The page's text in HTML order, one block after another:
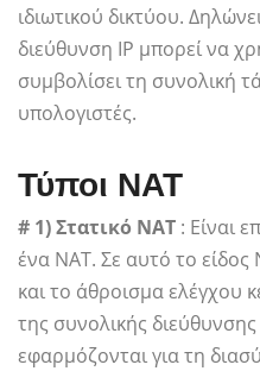
ιδιωτικού δικτύου.
διεύθυνση IP μπορεί να
συμβολίσει τη συνολική
υπολογιστές.
Τύποι NAT
# 1) Στατικό NAT : Είναι
ένα NAT. Σε αυτό το είδος
και το άθροισμα ελέγχου
της συνολικής
εφαρμόζονται για τη